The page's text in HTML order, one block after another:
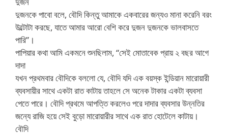
দুজনকে পাবো বলে, বৌদি কিন্তু আমাকে একবারের জন্যও মানা করেনি বরং
উল্টোটা করছে, যাতে আমার আরো বেশি করে দুজন দুজনকে ভালবাসতে
পারি”।
পাপিয়ার কথা আমি একমনে শুনছিলাম, “সেই মোতাবেক প্রায় ২ বছর আগে
দাদা
যখন প্রথমবার বৌদিকে বললো যে, বৌদি যদি এক বয়স্ক ইন্ডিয়ান মারোয়ারী
ব্যবসায়ীর সাথে একটা রাত কাটায় তাহলে সে অনেক টাকার একটা ব্যবসা
পেতে পারে। বৌদি প্রথমে আপত্তি করলেও পরে দাদার ব্যবসার উন্নতির
জন্যে রাজি হয়ে সেই বুড়ো মারোয়ারীর সাথে এক রাত হোটেলে কাটায়।
বৌদি